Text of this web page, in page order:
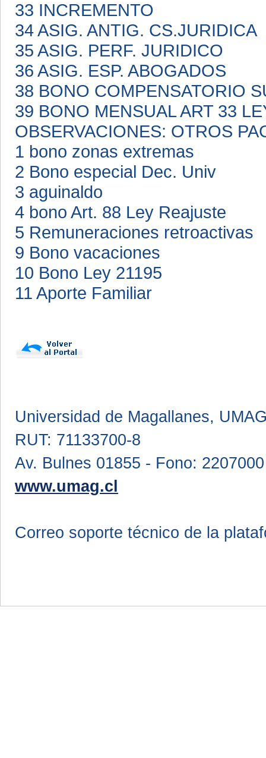
33 INCREMENTO
34 ASIG. ANTIG. CS.JURIDICA
35 ASIG. PERF. JURIDICO
36 ASIG. ESP. ABOGADOS
38 BONO COMPENSATORIO
39 BONO MENSUAL ART 33
OBSERVACIONES: OTROS
1 bono zonas extremas
2 Bono especial Dec. Univ
3 aguinaldo
4 bono Art. 88 Ley Reajuste
5 Remuneraciones retroactivas
9 Bono vacaciones
10 Bono Ley 21195
11 Aporte Familiar
Universidad de Magallanes,
RUT: 71133700-8
Av. Bulnes 01855 - Fono: 2207000
www.umag.cl
Correo soporte técnico de la